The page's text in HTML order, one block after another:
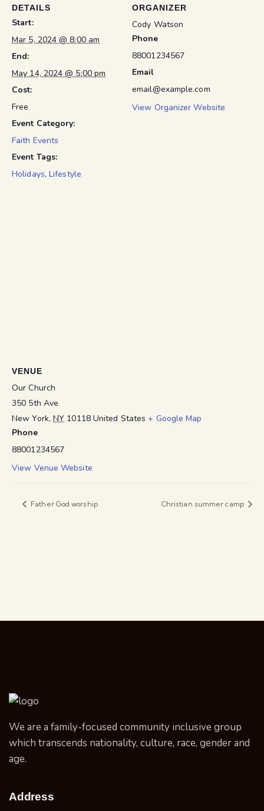
DETAILS
Start:
Mar 5, 2024 @ 8:00 am
End:
May 14, 2024 @ 5:00 pm
Cost:
Free
Event Category:
Faith Events
Event Tags:
Holidays,Lifestyle
ORGANIZER
Cody Watson
Phone
88001234567
Email
email@example.com
View Organizer Website
VENUE
Our Church
350 5th Ave
New York, NY 10118 United States + Google Map
Phone
88001234567
View Venue Website
Father God worship Christian summer camp
We are a family-focused community inclusive group
which transcends nationality, culture, race, gender and
age.
Address